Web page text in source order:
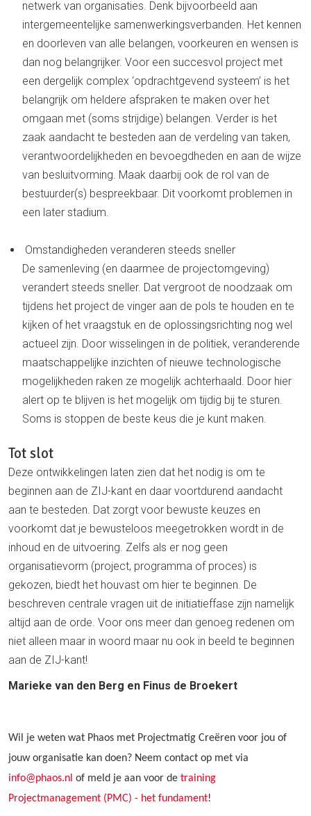
netwerk van organisaties. Denk bijvoorbeeld aan
intergemeentelijke samenwerkingsverbanden. Het kennen
en doorleven van alle belangen, voorkeuren en wensen is
dan nog belangrijker. Voor een succesvol project met
een dergelijk complex ‘opdrachtgevend systeem’ is het
belangrijk om heldere afspraken te maken over het
omgaan met (soms strijdige) belangen. Verder is het
zaak aandacht te besteden aan de verdeling van taken,
verantwoordelijkheden en bevoegdheden en aan de wijze
van besluitvorming. Maak daarbij ook de rol van de
bestuurder(s) bespreekbaar. Dit voorkomt problemen in
een later stadium.
Omstandigheden veranderen steeds sneller
De samenleving (en daarmee de projectomgeving)
verandert steeds sneller. Dat vergroot de noodzaak om
tijdens het project de vinger aan de pols te houden en te
kijken of het vraagstuk en de oplossingsrichting nog wel
actueel zijn. Door wisselingen in de politiek, veranderende
maatschappelijke inzichten of nieuwe technologische
mogelijkheden raken ze mogelijk achterhaald. Door hier
alert op te blijven is het mogelijk om tijdig bij te sturen.
Soms is stoppen de beste keus die je kunt maken.
Tot slot
Deze ontwikkelingen laten zien dat het nodig is om te
beginnen aan de ZIJ-kant en daar voortdurend aandacht
aan te besteden. Dat zorgt voor bewuste keuzes en
voorkomt dat je bewusteloos meegetrokken wordt in de
inhoud en de uitvoering. Zelfs als er nog geen
organisatievorm (project, programma of proces) is
gekozen, biedt het houvast om hier te beginnen. De
beschreven centrale vragen uit de initiatieffase zijn namelijk
altijd aan de orde. Voor ons meer dan genoeg redenen om
niet alleen maar in woord maar nu ook in beeld te beginnen
aan de ZIJ-kant!
Marieke van den Berg en Finus de Broekert
Wil je weten wat Phaos met Projectmatig Creëren voor jou of
jouw organisatie kan doen? Neem contact op met via
info@phaos.nl of meld je aan voor de training
Projectmanagement (PMC) - het fundament!